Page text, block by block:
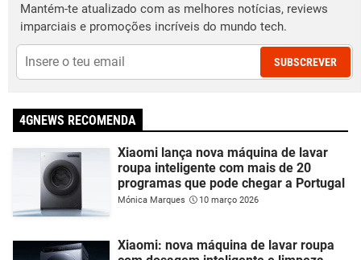
Mantém-te atualizado com as melhores notícias, reviews
imparciais e promoções incríveis do mundo tech.
SUBSCREVER
4GNEWS RECOMENDA
Xiaomi lança nova máquina de lavar
roupa inteligente com mais de 20
programas que pode chegar a Portugal
Mónica Marques 10 março 2026
Xiaomi: nova máquina de lavar roupa